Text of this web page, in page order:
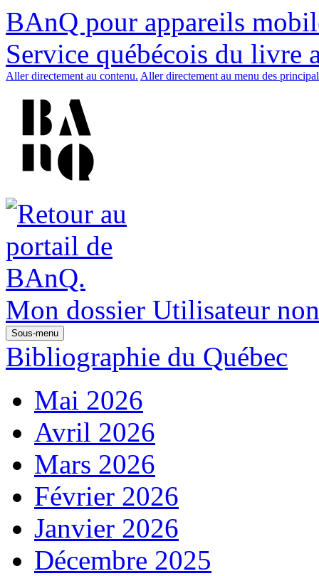
BAnQ pour appareils
Service québécois du livre
Aller directement au contenu. Aller directement au menu des
Mon dossier Utilisateur
Sous-menu
Bibliographie du Québec
Mai 2026
Avril 2026
Mars 2026
Février 2026
Janvier 2026
Décembre 2025